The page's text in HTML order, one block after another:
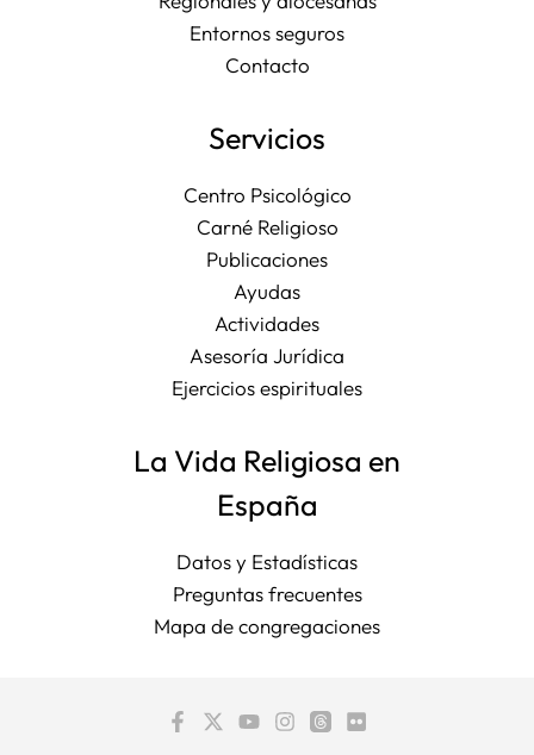
Entornos seguros
Contacto
Servicios
Centro Psicológico
Carné Religioso
Publicaciones
Ayudas
Actividades
Asesoría Jurídica
Ejercicios espirituales
La Vida Religiosa en
España
Datos y Estadísticas
Preguntas frecuentes
Mapa de congregaciones